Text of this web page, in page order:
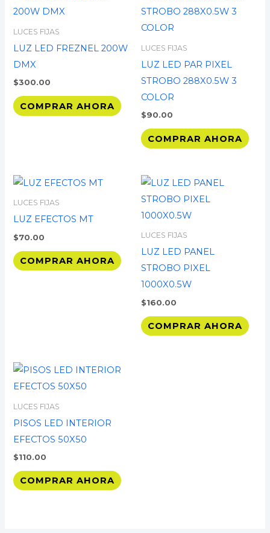
LUCES FIJAS
LUZ LED FREZNEL 200W
DMX
$300.00
COMPRAR AHORA
LUCES FIJAS
LUZ LED PAR PIXEL
STROBO 288X0.5W 3
COLOR
$90.00
COMPRAR AHORA
LUCES FIJAS
LUZ EFECTOS MT
$70.00
COMPRAR AHORA
LUCES FIJAS
LUZ LED PANEL
STROBO PIXEL
1000X0.5W
$160.00
COMPRAR AHORA
LUCES FIJAS
PISOS LED INTERIOR
EFECTOS 50X50
$110.00
COMPRAR AHORA